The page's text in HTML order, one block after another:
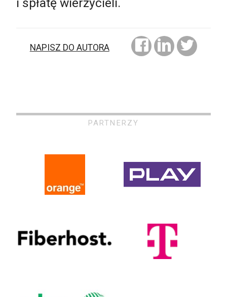
i spłatę wierzycieli.
NAPISZ DO AUTORA
PARTNERZY